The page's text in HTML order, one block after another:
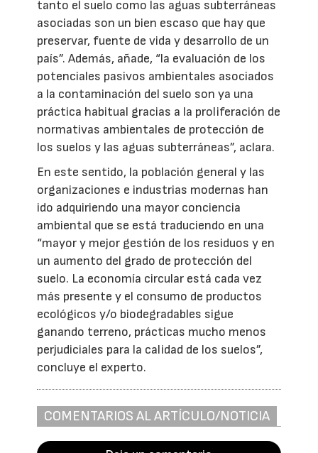
tanto el suelo como las aguas subterráneas
asociadas son un bien escaso que hay que
preservar, fuente de vida y desarrollo de un
país”. Además, añade, “la evaluación de los
potenciales pasivos ambientales asociados
a la contaminación del suelo son ya una
práctica habitual gracias a la proliferación de
normativas ambientales de protección de
los suelos y las aguas subterráneas”, aclara.
En este sentido, la población general y las
organizaciones e industrias modernas han
ido adquiriendo una mayor conciencia
ambiental que se está traduciendo en una
“mayor y mejor gestión de los residuos y en
un aumento del grado de protección del
suelo. La economía circular está cada vez
más presente y el consumo de productos
ecológicos y/o biodegradables sigue
ganando terreno, prácticas mucho menos
perjudiciales para la calidad de los suelos”,
concluye el experto.
COMENTARIOS AL ARTÍCULO/NOTICIA